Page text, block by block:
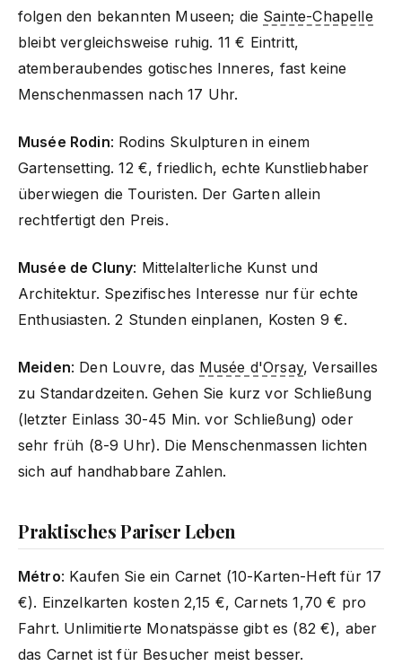
folgen den bekannten Museen; die Sainte-Chapelle
bleibt vergleichsweise ruhig. 11 € Eintritt,
atemberaubendes gotisches Inneres, fast keine
Menschenmassen nach 17 Uhr.
Musée Rodin: Rodins Skulpturen in einem
Gartensetting. 12 €, friedlich, echte Kunstliebhaber
überwiegen die Touristen. Der Garten allein
rechtfertigt den Preis.
Musée de Cluny: Mittelalterliche Kunst und
Architektur. Spezifisches Interesse nur für echte
Enthusiasten. 2 Stunden einplanen, Kosten 9 €.
Meiden: Den Louvre, das Musée d'Orsay, Versailles
zu Standardzeiten. Gehen Sie kurz vor Schließung
(letzter Einlass 30-45 Min. vor Schließung) oder
sehr früh (8-9 Uhr). Die Menschenmassen lichten
sich auf handhabbare Zahlen.
Praktisches Pariser Leben
Métro: Kaufen Sie ein Carnet (10-Karten-Heft für 17
€). Einzelkarten kosten 2,15 €, Carnets 1,70 € pro
Fahrt. Unlimitierte Monatspässe gibt es (82 €), aber
das Carnet ist für Besucher meist besser.